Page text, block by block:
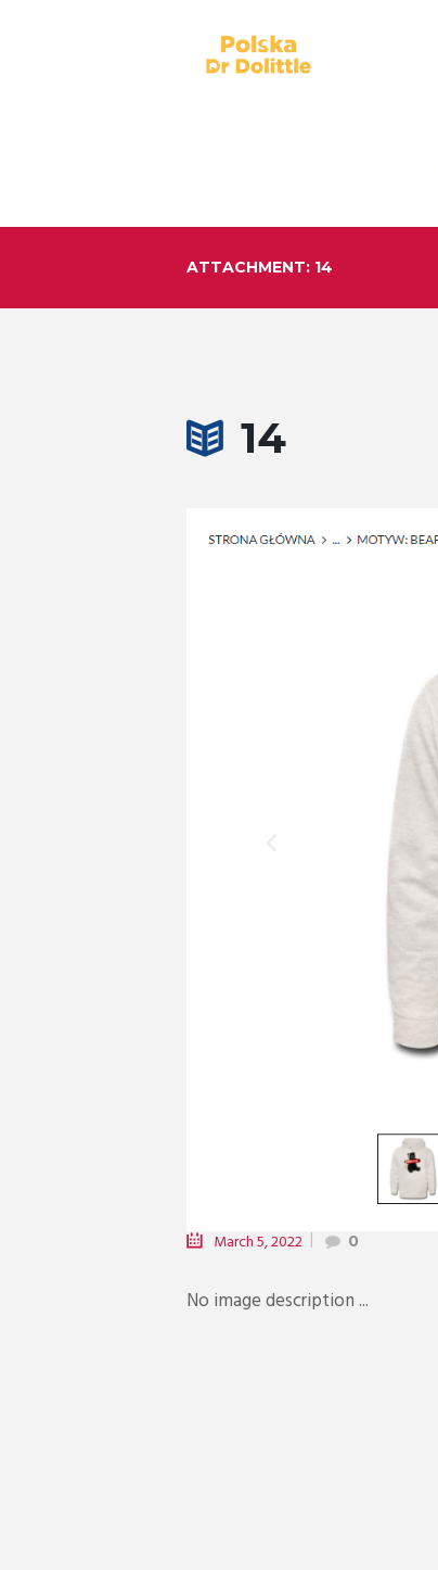
ATTACHMENT: 14
14
March 5, 2022 0
No image description ...